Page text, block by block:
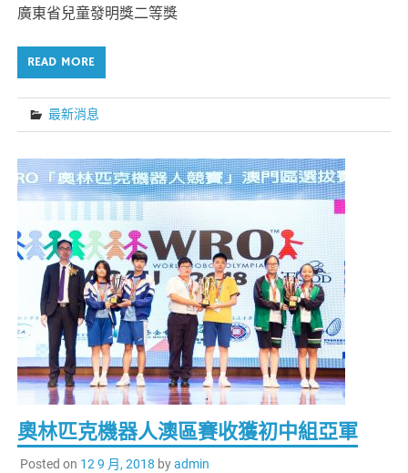
廣東省兒童發明獎二等獎
READ MORE
最新消息
奧林匹克機器人澳區賽收獲初中組亞軍
Posted on 12 9 月, 2018 byadmin